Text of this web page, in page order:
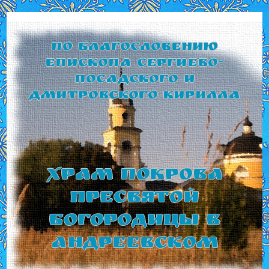
По благословению
Епископа Сергиево-
Посадского и
Дмитровского Кирилла
Храм Покрова
Пресвятой
Богородицы в
Андреевском